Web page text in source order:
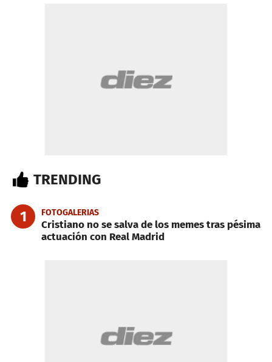
TRENDING
1 FOTOGALERIAS
Cristiano no se salva de los memes tras pésima
actuación con Real Madrid